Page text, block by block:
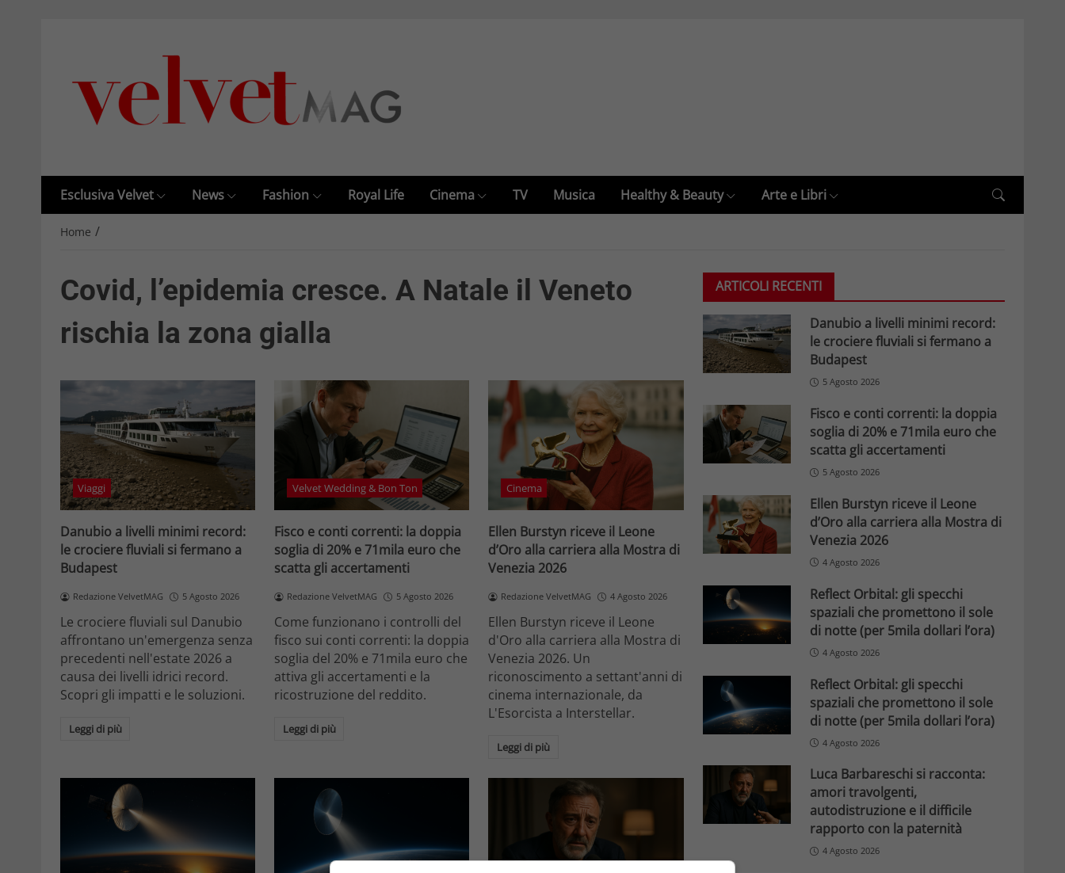
Esclusiva Velvet News Fashion Royal Life Cinema TV Musica Healthy & Beauty Arte e Libri
Home /
Covid, l’epidemia cresce. A Natale il Veneto
rischia la zona gialla
Viaggi
Danubio a livelli minimi record:
le crociere fluviali si fermano a
Budapest
Redazione VelvetMAG 5 Agosto 2026
Le crociere fluviali sul Danubio
affrontano un'emergenza senza
precedenti nell'estate 2026 a
causa dei livelli idrici record.
Scopri gli impatti e le soluzioni.
Leggi di più
Velvet Wedding & Bon Ton
Fisco e conti correnti: la doppia
soglia di 20% e 71mila euro che
scatta gli accertamenti
Redazione VelvetMAG 5 Agosto 2026
Come funzionano i controlli del
fisco sui conti correnti: la doppia
soglia del 20% e 71mila euro che
attiva gli accertamenti e la
ricostruzione del reddito.
Leggi di più
Cinema
Ellen Burstyn riceve il Leone
d’Oro alla carriera alla Mostra di
Venezia 2026
Redazione VelvetMAG 4 Agosto 2026
Ellen Burstyn riceve il Leone
d'Oro alla carriera alla Mostra di
Venezia 2026. Un
riconoscimento a settant'anni di
cinema internazionale, da
L'Esorcista a Interstellar.
Leggi di più
ARTICOLI RECENTI
Danubio a livelli minimi record:
le crociere fluviali si fermano a
Budapest
5 Agosto 2026
Fisco e conti correnti: la doppia
soglia di 20% e 71mila euro che
scatta gli accertamenti
5 Agosto 2026
Ellen Burstyn riceve il Leone
d’Oro alla carriera alla Mostra di
Venezia 2026
4 Agosto 2026
Reflect Orbital: gli specchi
spaziali che promettono il sole
di notte (per 5mila dollari l’ora)
4 Agosto 2026
Reflect Orbital: gli specchi
spaziali che promettono il sole
di notte (per 5mila dollari l’ora)
4 Agosto 2026
Luca Barbareschi si racconta:
amori travolgenti,
autodistruzione e il difficile
rapporto con la paternità
4 Agosto 2026